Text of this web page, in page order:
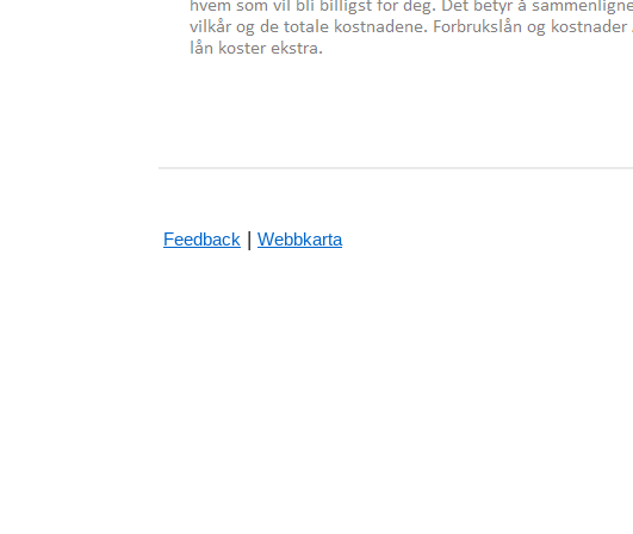
Feedback | Webbkarta